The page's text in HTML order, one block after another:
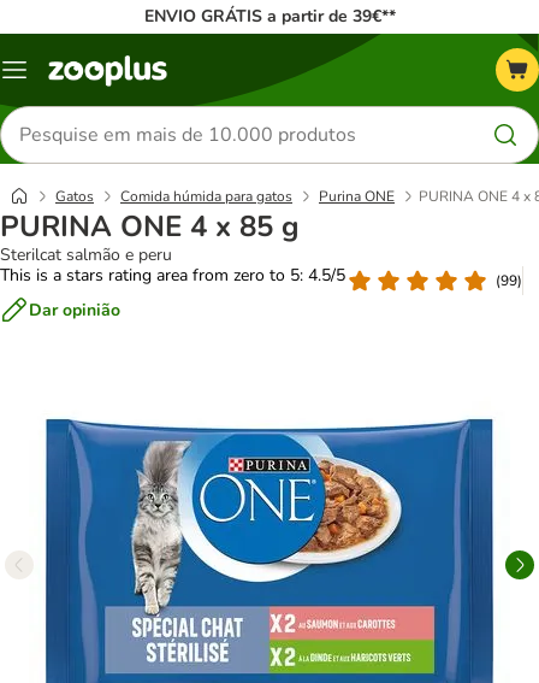
ENVIO GRÁTIS a partir de 39€**
Menu
Pesquisar
produtos
Gatos Comida húmida para gatos Purina ONE PURINA ONE 4 x
PURINA ONE 4 x 85 g
Sterilcat salmão e peru
This is a stars rating area from zero to 5: 4.5/5
(99)
Dar opinião